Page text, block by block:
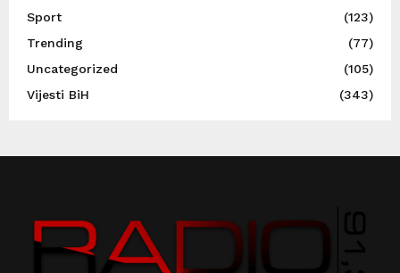
Sport
(123)
Trending
(77)
Uncategorized
(105)
Vijesti BiH
(343)